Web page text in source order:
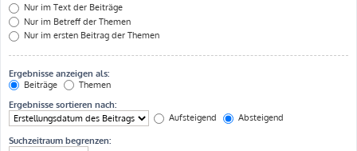
Nur im Text der Beiträge
Nur im Betreff der Themen
Nur im ersten Beitrag der Themen
Ergebnisse anzeigen als:
Beiträge
Themen
Ergebnisse sortieren nach:
Aufsteigend
Absteigend
Suchzeitraum begrenzen: